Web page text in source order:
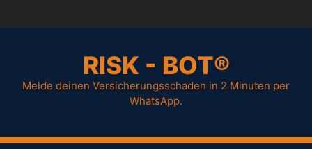
RISK - BOT®
Melde deinen Versicherungsschaden in 2 Minuten per
WhatsApp.